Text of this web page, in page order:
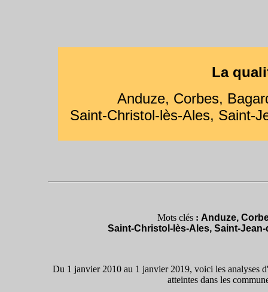
La
Anduze, Corbes,
Saint-Christol-lès-Ales, Saint-
Mots clés: Anduze,
Saint-Christol-lès-Ales, Saint-Jean-
Du 1 janvier 2010 au 1 janvier 2019, voici les analyses
atteintes dans les